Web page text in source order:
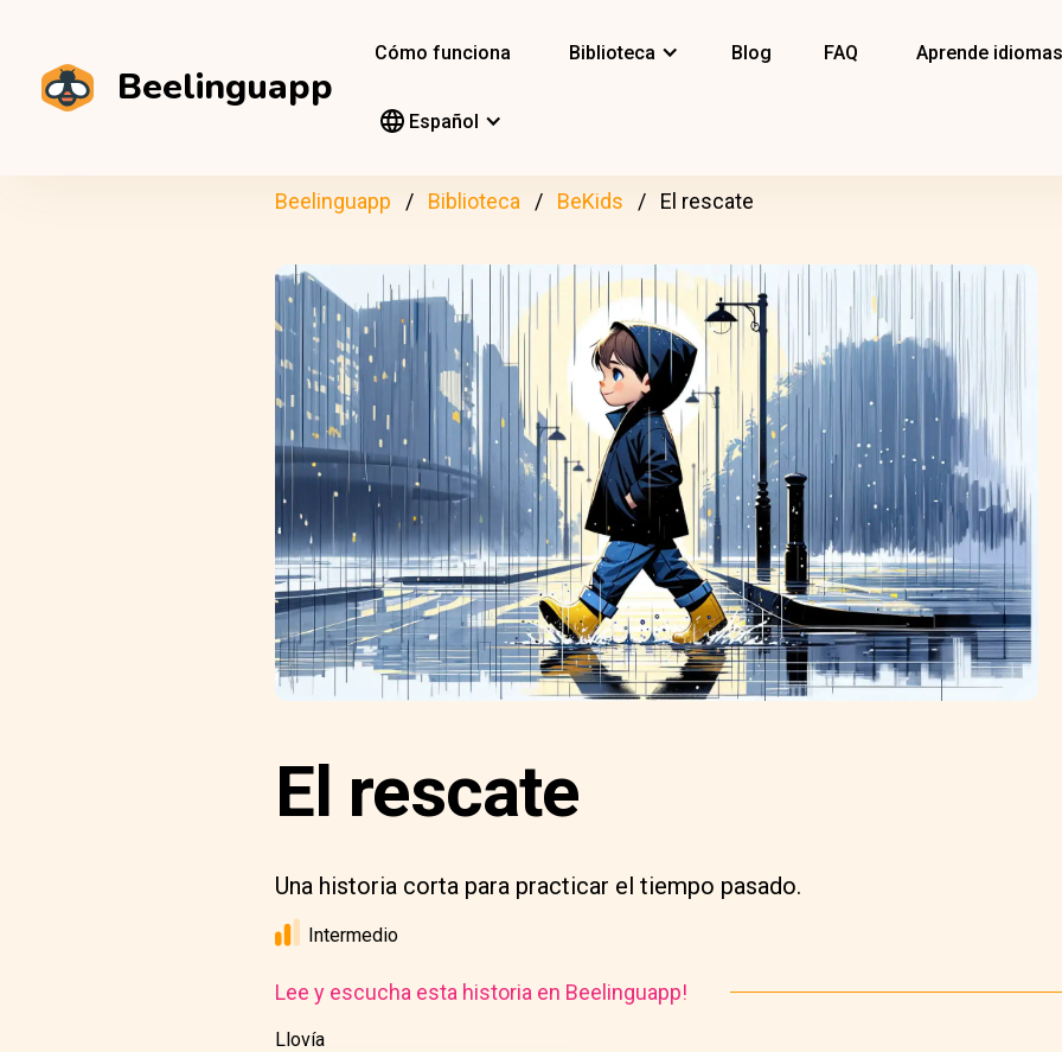
Beelinguapp
Cómo funciona Biblioteca Blog FAQ Aprende idiomas
Español
Beelinguapp Biblioteca BeKids El rescate
El rescate
Una historia corta para practicar el tiempo pasado.
Intermedio
Lee y escucha esta historia en Beelinguapp!
Llovía